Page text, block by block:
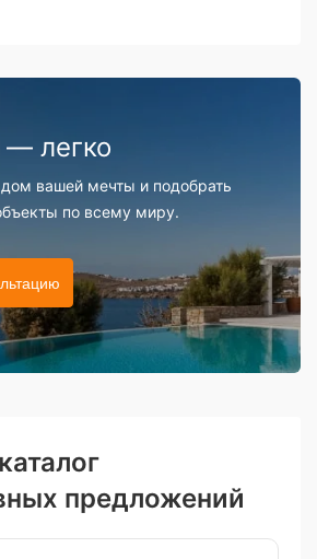
легко
вашей мечты и подобрать
по всему миру.
предложений